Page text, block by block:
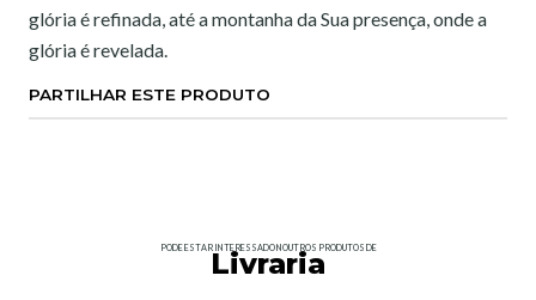
glória é refinada, até a montanha da Sua presença, onde a
glória é revelada.
PARTILHAR ESTE PRODUTO
PODE ESTAR INTERESSADO NOUTROS PRODUTOS DE
Livraria